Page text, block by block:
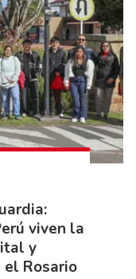
viven la
y
Rosario